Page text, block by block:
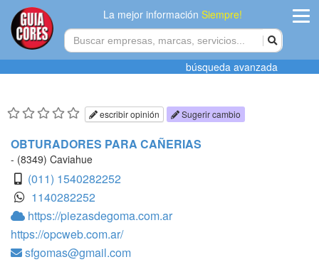
La mejor informaciónSiempre!
Agregar
búsqueda avanzada
escribir opinión Sugerir cambio
OBTURADORES PARA CAÑERIAS
- (8349) Caviahue
(011) 1540282252
1140282252
https://piezasdegoma.com.ar
https://opcweb.com.ar/
sfgomas@gmail.com